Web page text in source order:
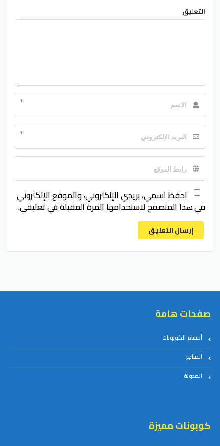
التعليق
*
*
احفظ اسمي، بريدي الإلكتروني، والموقع الإلكتروني
في هذا المتصفح لاستخدامها المرة المقبلة في تعليقي.
إرسال التعليق
صفحات هامة
أقسام الكوبونات
المتاجر
المدونة
كوبونات مميزة